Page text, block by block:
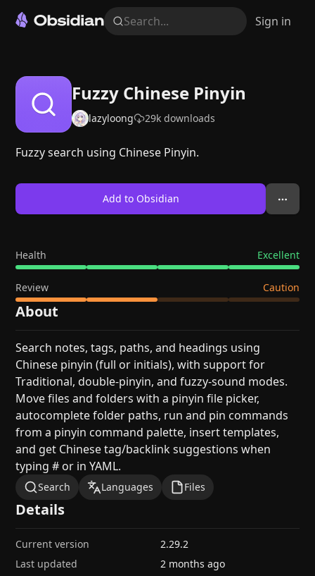
Search... Sign in
Fuzzy Chinese Pinyin
lazyloong 29k downloads
Fuzzy search using Chinese Pinyin.
Add to Obsidian
Health Excellent
Review Caution
About
Search notes, tags, paths, and headings using
Chinese pinyin (full or initials), with support for
Traditional, double-pinyin, and fuzzy-sound modes.
Move files and folders with a pinyin file picker,
autocomplete folder paths, run and pin commands
from a pinyin command palette, insert templates,
and get Chinese tag/backlink suggestions when
typing # or in YAML.
Search Languages Files
Details
Current version
2.29.2
Last updated
2 months ago